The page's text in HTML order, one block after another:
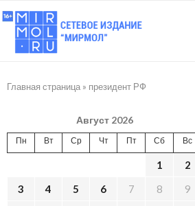
Главная страница » президент РФ
Август 2026
Пн Вт Ср Чт Пт Сб Вс
1
2
3
4 5 6 7 8
9